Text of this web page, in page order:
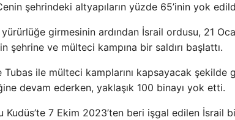
şehrindeki altyapıların yüzde 65’inin yok
girmesinin ardından İsrail ordusu, 21
şehrine ve mülteci kampına bir saldırı başlattı.
Tubas ile mülteci kamplarını kapsayacak
devam ederken, yaklaşık 100 binayı yok etti.
Kudüs’te 7 Ekim 2023’ten beri işgal edilen İsrail